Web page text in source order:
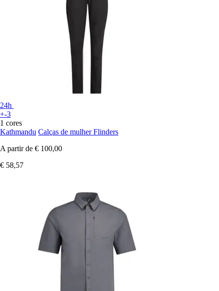
24h
+-3
1 cores
Kathmandu Calças de mulher Flinders
A partir de € 100,00
€ 58,57